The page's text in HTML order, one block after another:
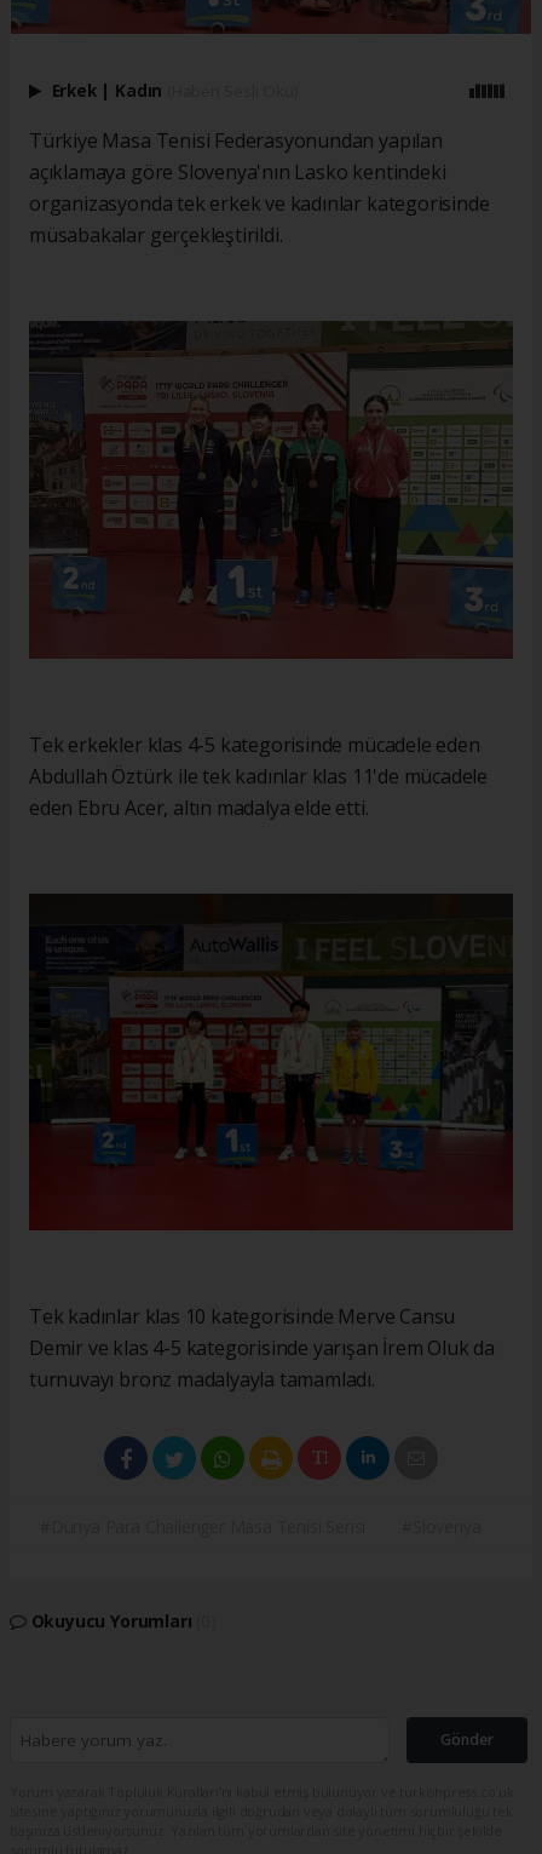
Erkek | Kadın
Türkiye Masa Tenisi Federasyonundan yapılan
açıklamaya göre Slovenya'nın Lasko kentindeki
organizasyonda tek erkek ve kadınlar kategorisinde
müsabakalar gerçekleştirildi.
Tek erkekler klas 4-5 kategorisinde mücadele eden
Abdullah Öztürk ile tek kadınlar klas 11'de mücadele
eden Ebru Acer, altın madalya elde etti.
Tek kadınlar klas 10 kategorisinde Merve Cansu
Demir ve klas 4-5 kategorisinde yarışan İrem Oluk da
turnuvayı bronz madalyayla tamamladı.
Okuyucu Yorumları
Gönder